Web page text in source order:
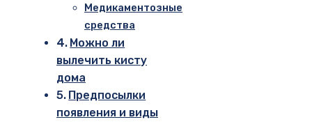
Медикаментозные
средства
Можно ли
вылечить кисту
дома
Предпосылки
появления и виды